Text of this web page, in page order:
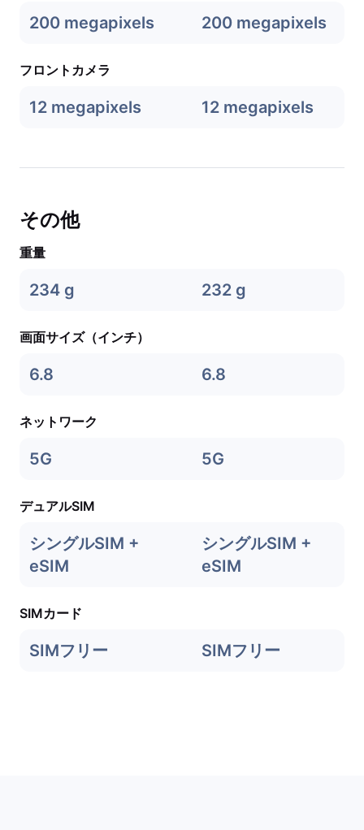
200 megapixels 200 megapixels
フロントカメラ
12 megapixels 12 megapixels
その他
重量
234 g 232 g
画面サイズ（インチ）
6.8 6.8
ネットワーク
5G 5G
デュアルSIM
シングルSIM +
eSIM
シングルSIM +
eSIM
SIMカード
SIMフリー SIMフリー